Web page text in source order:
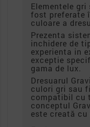
Elementele
fost preferate
culoare a
Prezenta
inchidere de
experienta in
exceptie
gama de lux.
Dresuarul
culori gri sau
compatibil cu
conceptul
este creată